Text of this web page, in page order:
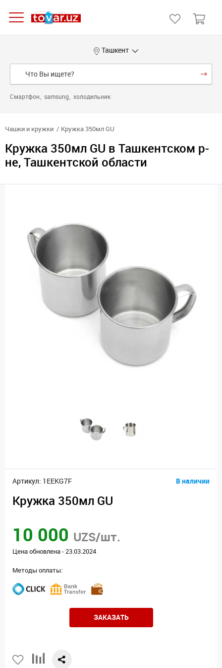
Ташкент
Смартфон samsung холодильник
Чашки и кружки Кружка 350мл GU
Кружка 350мл GU в Ташкентском р-
не, Ташкентской области
Артикул: 1EEKG7F В наличии
Кружка 350мл GU
10 000 UZS/шт.
Цена обновлена - 23.03.2024
Методы оплаты:
ЗАКАЗАТЬ